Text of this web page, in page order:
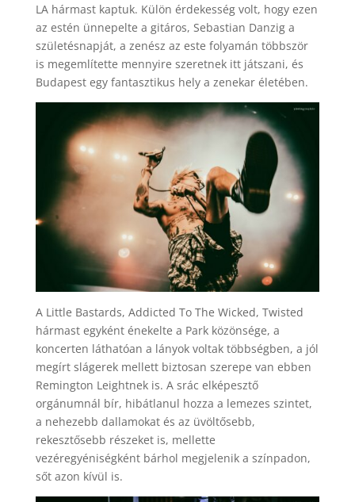
LA hármast kaptuk. Külön érdekesség volt, hogy ezen
az estén ünnepelte a gitáros, Sebastian Danzig a
születésnapját, a zenész az este folyamán többször
is megemlítette mennyire szeretnek itt játszani, és
Budapest egy fantasztikus hely a zenekar életében.
A Little Bastards, Addicted To The Wicked, Twisted
hármast egyként énekelte a Park közönsége, a
koncerten láthatóan a lányok voltak többségben, a jól
megírt slágerek mellett biztosan szerepe van ebben
Remington Leightnek is. A srác elképesztő
orgánumnál bír, hibátlanul hozza a lemezes szintet,
a nehezebb dallamokat és az üvöltősebb,
rekesztősebb részeket is, mellette
vezéregyéniségként bárhol megjelenik a színpadon,
sőt azon kívül is.